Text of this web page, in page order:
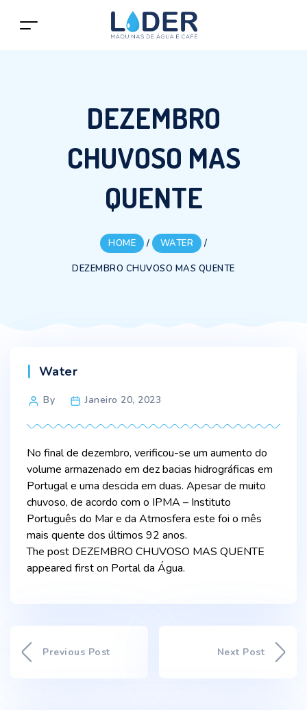
DEZEMBRO
CHUVOSO MAS
QUENTE
HOME / WATER /
DEZEMBRO CHUVOSO MAS QUENTE
Categories
Water
PostBy Janeiro 20, 2023
No final de dezembro, verificou-se um aumento do
volume armazenado em dez bacias hidrográficas em
Portugal e uma descida em duas. Apesar de muito
chuvoso, de acordo com o IPMA – Instituto
Português do Mar e da Atmosfera este foi o mês
mais quente dos últimos 92 anos.
The post DEZEMBRO CHUVOSO MAS QUENTE
appeared first on Portal da Água.
Previous Post Next Post